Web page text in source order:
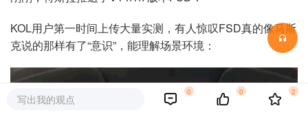
KOL用户第一时间上传大量实测，有人惊叹FSD真的像马斯
克说的那样有了“意识”，能理解场景环境：
写出我的观点
0 0 2